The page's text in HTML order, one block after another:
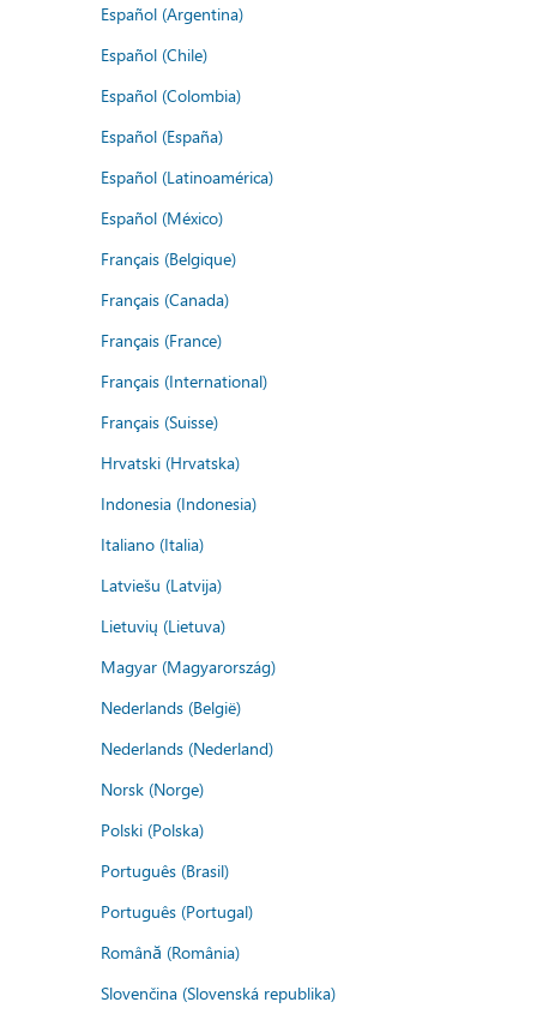
Español (Argentina)
Español (Chile)
Español (Colombia)
Español (España)
Español (Latinoamérica)
Español (México)
Français (Belgique)
Français (Canada)
Français (France)
Français (International)
Français (Suisse)
Hrvatski (Hrvatska)
Indonesia (Indonesia)
Italiano (Italia)
Latviešu (Latvija)
Lietuvių (Lietuva)
Magyar (Magyarország)
Nederlands (België)
Nederlands (Nederland)
Norsk (Norge)
Polski (Polska)
Português (Brasil)
Português (Portugal)
Română (România)
Slovenčina (Slovenská republika)